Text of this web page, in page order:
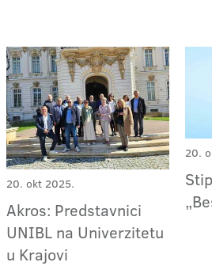
20. okt 2025.
Akros: Predstavnici
UNIBL na Univerzitetu
u Krajovi
20.